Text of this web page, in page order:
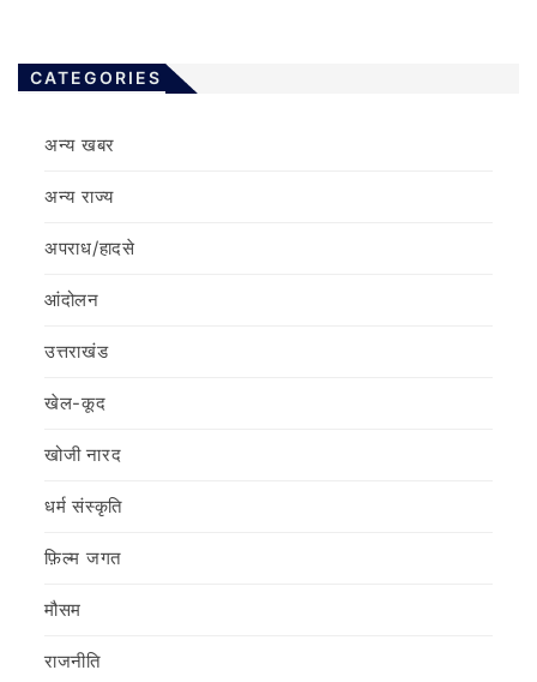
CATEGORIES
अन्य खबर
अन्य राज्य
अपराध/हादसे
आंदोलन
उत्तराखंड
खेल-कूद
खोजी नारद
धर्म संस्कृति
फ़िल्‍म जगत
मौसम
राजनीति